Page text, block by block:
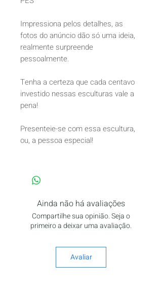
Impressiona pelos detalhes, as
fotos do anúncio dão só uma ideia,
realmente surpreende
pessoalmente.
Tenha a certeza que cada centavo
investido nessas esculturas vale a
pena!
Presenteie-se com essa escultura,
ou, a pessoa especial!
Ainda não há avaliações
Compartilhe sua opinião. Seja o
primeiro a deixar uma avaliação.
Avaliar